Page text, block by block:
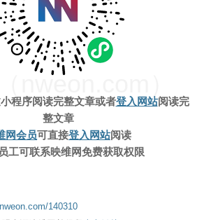
程序阅读完整文章或者登入网站阅读完
整文章
网会员可直接登入网站阅读
工可联系映维网免费获取权限
nweon.com）
140310